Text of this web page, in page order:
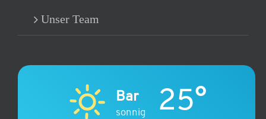
Unser Team
Bar
sonnig 25°